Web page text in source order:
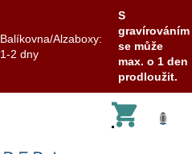
Balíkovna/Alzaboxy:
1-2 dny
S
gravírováním
se může
max. o 1 den
prodloužit.